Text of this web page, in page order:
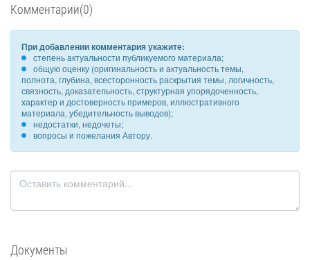
Комментарии(0)
При добавлении комментария укажите:
степень актуальности публикуемого материала;
общую оценку (оригинальность и актуальность темы,
полнота, глубина, всесторонность раскрытия темы, логичность,
связность, доказательность, структурная упорядоченность,
характер и достоверность примеров, иллюстративного
материала, убедительность выводов);
недостатки, недочеты;
вопросы и пожелания Автору.
Документы